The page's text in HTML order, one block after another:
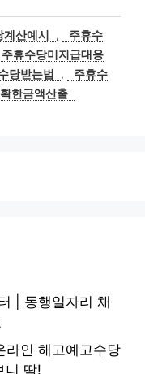
산예시 ,
주휴수
주휴수당미지급대응
당받는법 ,
주휴수
한금액산출
| 동행일자리 채
라인 해고예고수당
니 딱!